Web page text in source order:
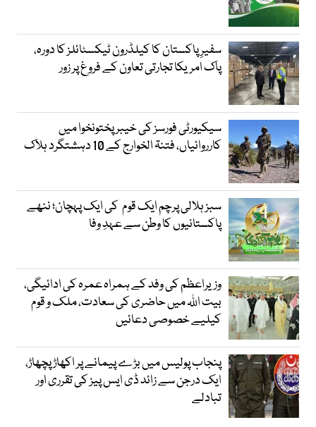
سفیرِ پاکستان کا کیلڈرون ٹیکسٹائلز کا دورہ،
پاک امریکا تجارتی تعاون کے فروغ پر زور
سیکیورٹی فورسز کی خیبر پختونخوا میں
کارروائیاں، فتنۃ الخوارج کے 10 دہشتگرد ہلاک
سبز ہلالی پرچم ایک قوم کی ایک پہچان؛ ننھے
پاکستانیوں کا وطن سے عہدِ وفا
وزیراعظم کی وفد کے ہمراہ عمرہ کی ادائیگی،
بیت اللہ میں حاضری کی سعادت، ملک و قوم
کیلیے خصوصی دعائیں
پنجاب پولیس میں بڑے پیمانے پر اکھاڑ پچھاڑ،
ایک درجن سے زائد ڈی ایس پیز کی تقرری اور
تبادلے